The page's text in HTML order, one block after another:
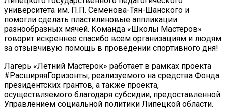
университета им. П.П. Семёнова-Тян-Шанского и
помогли сделать пластилиновые аппликации
разнообразных мячей. Команда «Школы Мастеров»
говорит искреннее спасибо всем организациям и людям
за отзывчивую помощь в проведении спортивного дня!
Лагерь «Летний Мастерок» работает в рамках проекта
#РасширяяГоризонты, реализуемого на средства Фонда
президентских грантов, а также проекта,
осуществляемого благодаря субсидии, предоставленной
Управлением социальной политики Липецкой области.